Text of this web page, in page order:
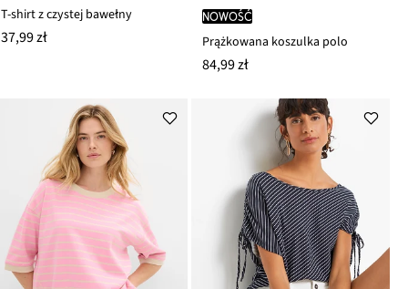
T-shirt z czystej bawełny
37,99 zł
nowość
Prążkowana koszulka polo
84,99 zł